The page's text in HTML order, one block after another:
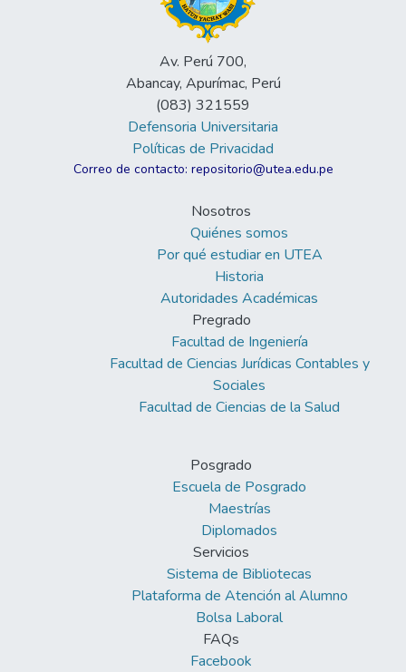
Av. Perú 700,
Abancay, Apurímac, Perú
(083) 321559
Defensoria Universitaria
Políticas de Privacidad
Correo de contacto: repositorio@utea.edu.pe
Nosotros
Quiénes somos
Por qué estudiar en UTEA
Historia
Autoridades Académicas
Pregrado
Facultad de Ingeniería
Facultad de Ciencias Jurídicas Contables y
Sociales
Facultad de Ciencias de la Salud
Posgrado
Escuela de Posgrado
Maestrías
Diplomados
Servicios
Sistema de Bibliotecas
Plataforma de Atención al Alumno
Bolsa Laboral
FAQs
Facebook